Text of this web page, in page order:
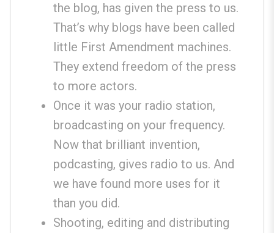
the blog, has given the press to us.
That’s why blogs have been called
little First Amendment machines.
They extend freedom of the press
to more actors.
Once it was your radio station,
broadcasting on your frequency.
Now that brilliant invention,
podcasting, gives radio to us. And
we have found more uses for it
than you did.
Shooting, editing and distributing